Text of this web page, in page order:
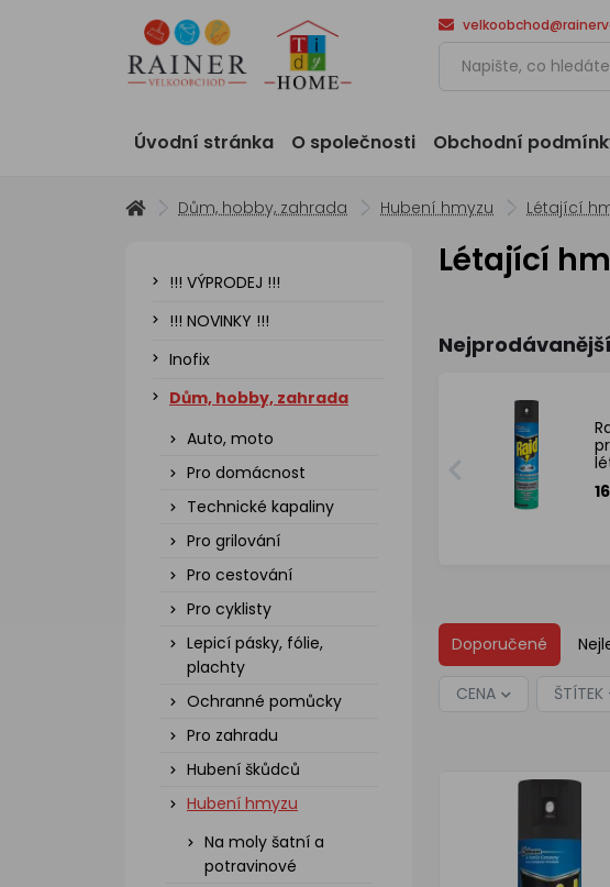
Úvodní stránka O společnosti Obchodní
Dům, hobby, zahrada Hubení hmyzu Létající
!!! VÝPRODEJ !!!
!!! NOVINKY !!!
Inofix
Dům, hobby, zahrada
Auto, moto
Pro domácnost
Technické kapaliny
Pro grilování
Pro cestování
Pro cyklisty
Lepicí pásky, fólie,
plachty
Ochranné pomůcky
Pro zahradu
Hubení škůdců
Hubení hmyzu
Na moly šatní a
potravinové
Létající
Doporučené
CENA ŠTÍTEK